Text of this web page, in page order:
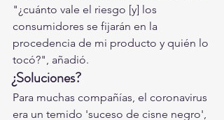
"¿cuánto vale el riesgo [y] los
consumidores se fijarán en la
procedencia de mi producto y quién lo
tocó?", añadió.
¿Soluciones?
Para muchas compañías, el coronavirus
era un temido 'suceso de cisne negro',